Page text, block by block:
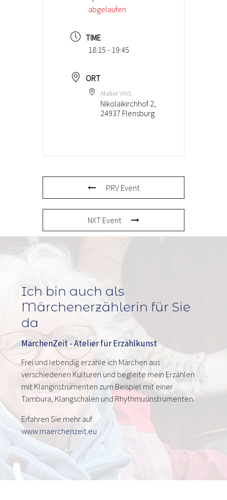
abgelaufen
TIME
18:15 - 19:45
ORT
Atelier VHS
Nikolaikirchhof 2,
24937 Flensburg
PRV Event
NXT Event
Ich bin auch als
Märchenerzählerin für Sie
da
MärchenZeit - Atelier für Erzählkunst
Frei und lebendig erzähle ich Märchen aus
verschiedenen Kulturen und begleite mein Erzählen
mit Klanginstrumenten zum Beispiel mit einer
Tambura, Klangschalen und Rhythmusinstrumenten.
Erfahren Sie mehr auf
www.maerchenzeit.eu